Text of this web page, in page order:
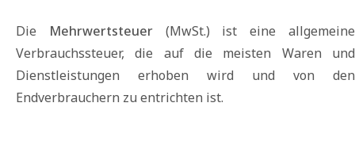
Die Mehrwertsteuer(MwSt.) ist eine allgemeine
Verbrauchssteuer, die auf die meisten Waren und
Dienstleistungen erhoben wird und von den
Endverbrauchern zu entrichten ist.